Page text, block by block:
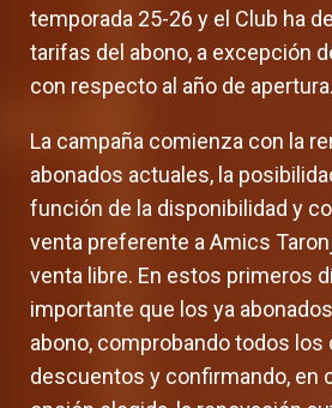
temporada 25-26 y el Club ha
tarifas del abono, a excepción
con respecto al año de apertura.
La campaña comienza con la
abonados actuales, la
función de la disponibilidad y
venta preferente a Amics
venta libre. En estos primeros
importante que los ya
abono, comprobando todos
descuentos y confirmando, en